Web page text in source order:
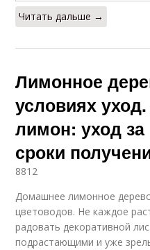
Читать дальше →
Лимонное
условиях
лимон: уход
сроки
8812
Домашнее лимонное
цветоводов. Не каждое
радовать декоративной
подрастающими и уже